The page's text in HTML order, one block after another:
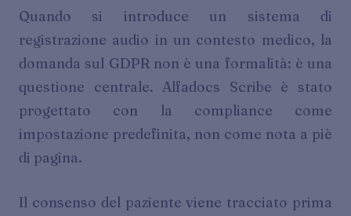
Quando si introduce un sistema di
registrazione audio in un contesto medico, la
domanda sul GDPR non è una formalità: è una
questione centrale. Alfadocs Scribe è stato
progettato con la compliance come
impostazione predefinita, non come nota a piè
di pagina.
Il consenso del paziente viene tracciato prima